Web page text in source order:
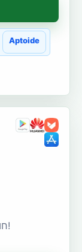
Aptoide
חורף דיג - דיג לילדים! דייג! הגיע הזמן לדוג!